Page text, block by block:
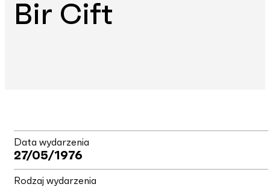
Bir Cift
Data wydarzenia
27/05/1976
Rodzaj wydarzenia